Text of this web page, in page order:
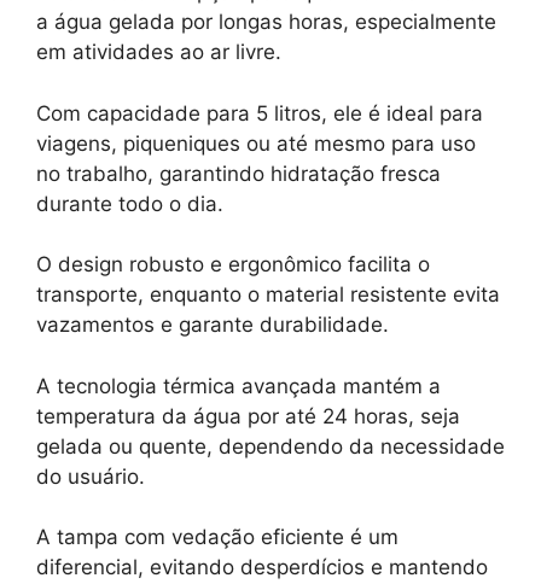
a água gelada por longas horas, especialmente
em atividades ao ar livre.
Com capacidade para 5 litros, ele é ideal para
viagens, piqueniques ou até mesmo para uso
no trabalho, garantindo hidratação fresca
durante todo o dia.
O design robusto e ergonômico facilita o
transporte, enquanto o material resistente evita
vazamentos e garante durabilidade.
A tecnologia térmica avançada mantém a
temperatura da água por até 24 horas, seja
gelada ou quente, dependendo da necessidade
do usuário.
A tampa com vedação eficiente é um
diferencial, evitando desperdícios e mantendo